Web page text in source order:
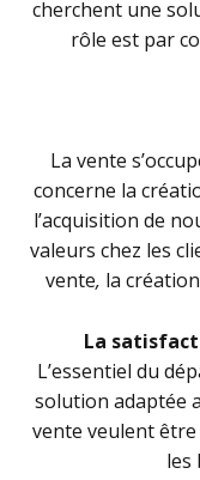
cherchent une
rôle est par
La vente
concerne la
l’acquisition de
valeurs chez les
vente, la
La
L’essentiel du
solution adaptée
vente veulent être
les